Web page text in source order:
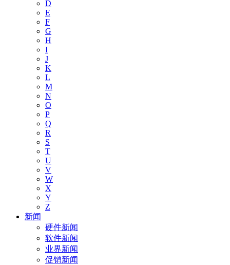
D
E
F
G
H
I
J
K
L
M
N
O
P
Q
R
S
T
U
V
W
X
Y
Z
新闻
硬件新闻
软件新闻
业界新闻
促销新闻